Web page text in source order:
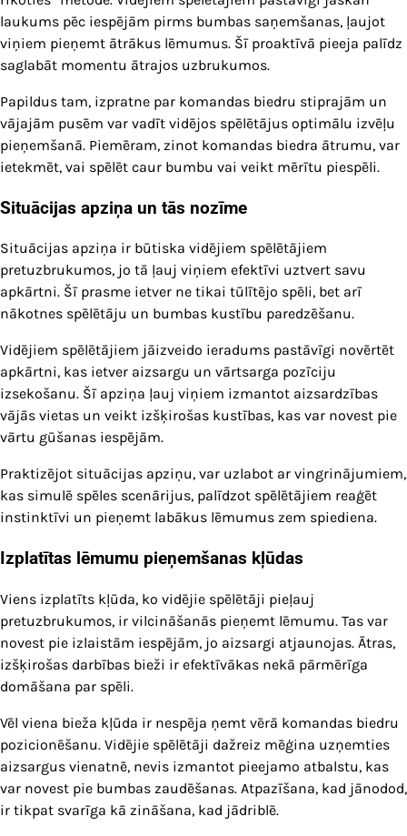
laukums pēc iespējām pirms bumbas saņemšanas, ļaujot
viņiem pieņemt ātrākus lēmumus. Šī proaktīvā pieeja palīdz
saglabāt momentu ātrajos uzbrukumos.
Papildus tam, izpratne par komandas biedru stiprajām un
vājajām pusēm var vadīt vidējos spēlētājus optimālu izvēļu
pieņemšanā. Piemēram, zinot komandas biedra ātrumu, var
ietekmēt, vai spēlēt caur bumbu vai veikt mērītu piespēli.
Situācijas apziņa un tās nozīme
Situācijas apziņa ir būtiska vidējiem spēlētājiem
pretuzbrukumos, jo tā ļauj viņiem efektīvi uztvert savu
apkārtni. Šī prasme ietver ne tikai tūlītējo spēli, bet arī
nākotnes spēlētāju un bumbas kustību paredzēšanu.
Vidējiem spēlētājiem jāizveido ieradums pastāvīgi novērtēt
apkārtni, kas ietver aizsargu un vārtsarga pozīciju
izsekošanu. Šī apziņa ļauj viņiem izmantot aizsardzības
vājās vietas un veikt izšķirošas kustības, kas var novest pie
vārtu gūšanas iespējām.
Praktizējot situācijas apziņu, var uzlabot ar vingrinājumiem,
kas simulē spēles scenārijus, palīdzot spēlētājiem reaģēt
instinktīvi un pieņemt labākus lēmumus zem spiediena.
Izplatītas lēmumu pieņemšanas kļūdas
Viens izplatīts kļūda, ko vidējie spēlētāji pieļauj
pretuzbrukumos, ir vilcināšanās pieņemt lēmumu. Tas var
novest pie izlaistām iespējām, jo aizsargi atjaunojas. Ātras,
izšķirošas darbības bieži ir efektīvākas nekā pārmērīga
domāšana par spēli.
Vēl viena bieža kļūda ir nespēja ņemt vērā komandas biedru
pozicionēšanu. Vidējie spēlētāji dažreiz mēģina uzņemties
aizsargus vienatnē, nevis izmantot pieejamo atbalstu, kas
var novest pie bumbas zaudēšanas. Atpazīšana, kad jānodod,
ir tikpat svarīga kā zināšana, kad jādriblē.